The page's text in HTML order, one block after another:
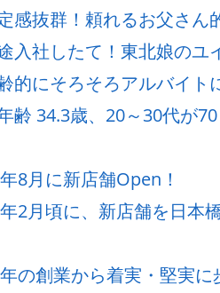
感抜群！頼れるお父さん
入社したて！東北娘のユ
的にそろそろアルバイ
齢 34.3歳、20～30代が
8月に新店舗Open！
2月頃に、新店舗を日本
の創業から着実・堅実に